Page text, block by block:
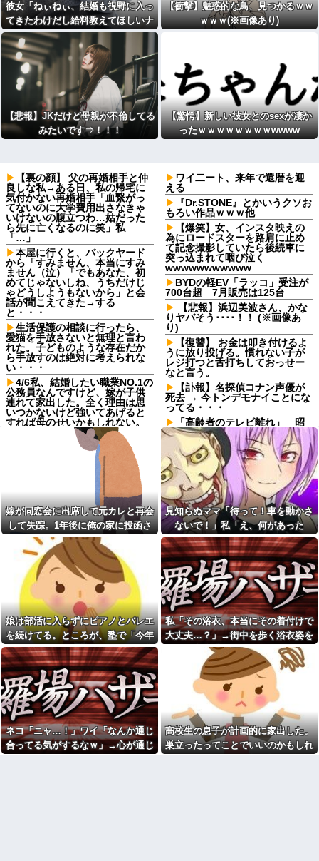
彼女「ねぃねぃ、結婚も視野に入っ
てきたわけだし給料教えてほしいナ
リ」ワイ「16万だよ」⇒結果！
【衝撃】魅惑的な鳥、見つかるｗｗ
ｗｗｗ(※画像あり)
【悲報】JKだけど母親が不倫してる
みたいです⇒！！！
【驚愕】新しい彼女とのsexが凄か
ったｗｗｗｗｗｗｗｗwwww
【裏の顔】 父の再婚相手と仲
良しな私→ある日、私の帰宅に
気付かない再婚相手「血繋がっ
てないのに大学費用出さなきゃ
いけないの腹立つわ…姑だった
ら先に亡くなるのに笑」私
「…」
本屋に行くと、バックヤード
から「すみません、本当にすみ
ません（泣）「でもあなた、初
めてじゃないしね、うちだけじ
ゃどうしようもないから」と会
話が聞こえてきた→する
と・・・
生活保護の相談に行ったら、
愛猫を手放さないと無理と言わ
れた。子どものような存在だか
ら手放すのは絶対に考えられな
い・・・
4/6私、結婚したい職業NO.1の
公務員なんですけど、嫁が子供
連れて家出した。全く理由は思
いつかないけど強いてあげると
すれば母のせいかもしれない。
嫁のせいでアトピー悪化しそう
WWWWWWWWWWWWWWWW
【悲報】 婚約指輪が「たった
の0.3ct」で毎日泣いてる私がヤ
バすぎる理由がコレｗｗｗｗｗ
タイミング悪かった。猫を拾
ったのが年末でそのまま年を越
すことになった
今日から業務報告書の「庶
務」っていう大項目が急に廃止
されたんだけど意味不明すぎる
床屋さんごっこと言って母親
の髪を切った友達が笑顔で「は
い、次〇〇の番！」とハサミを
差し出してきた。
浮気相手との性行為時間→3時
間、嫁との性行為時間→15分
wwwwwwwww
引越して一週間経った頃、隣
の奥さんから「掃除機の音がう
るさい」と苦情があった。静か
に暮らしていたはずなのに、原
因を探るとまさかの事実が…
赤信号で追突してきた加害女
性、降りてこず謝罪ポーズ
→「わざとじゃないのに保険使
ワイ二ート、来年で還暦を迎
える
『Dr.STONE』とかいうクソお
もろい作品ｗｗｗ他
【爆笑】女、インスタ映えの
為にロードスターを路肩に止め
て記念撮影していたら後続車に
突っ込まれて咽び泣く
wwwwwwwwwww
BYDの軽EV「ラッコ」受注が
700台超 7月販売は125台
【悲報】浜辺美波さん、かな
りヤバそう････！！ (※画像あ
り)
【復讐】 お金は叩き付けるよ
うに放り投げる。慣れない子が
レジ打つと舌打ちしておっせー
なと言う。
【訃報】名探偵コナン声優が
死去 → 今トンデモナイことにな
ってる・・・
「高齢者のテレビ離れ」 昭
和の昔はさ 誰もが巨人ファンだ
ったでしょ
「子供を作らなきゃよかっ
た」思い通りの人生設計になら
ず妻へ暴言を吐く友人。離婚を
突きつけられ鬱になった友人に
かけた『最後の一言』←後味が
悪すぎて心が痛む
20年くらい前だけど当時お付
き合いがあった仲間が神社に赤
いものを身につけちゃいけない
と言ってた
【トー横キッズ】家庭環境や
毒親とのトラブルに悩む若者
「大人に相談しても具体的に何
もしてくれない」EXIT兼近「搾
取しようとする大人をどう除外
するか」
スープカレー流行期にジャガ
イモ煮崩れでドロドロの「大惨
事カレー」を錬成してしまった
私、怒る母「こんなのスープカ
レーじゃない！」→私「作り直
す？」→母「捨てるの禁止！」
という逃げ場ゼロで理不尽すぎ
俺｢そろそろ子供がほしい｣嫁
｢弟君の面倒が見れなくなるから
今は無理。まだ見ぬ我が子より
弟君の方が大事｣俺｢あんなクソ
ガキ可愛くない｣嫁｢やっぱりね｣
嫁が同窓会に出席して元カレと再会
して失踪。1年後に俺の家に投函さ
れたものがこれ...
見知らぬママ「待って！車を動かさ
ないで！」私「え、何があった
の！？」→慌てて降りると園長先生
が激怒していて…
娘は部活に入らずにピアノとバレエ
を続けてる。ところが、塾で「今年
の合唱コン伴奏は諦めなさい」と言
われたらしく...
私「その浴衣、本当にその着付けで
大丈夫…？」→街中を歩く浴衣姿を
見て、違和感ばかりが気になってし
まい…
ネコ「ニャ…！」ワイ「なんか通じ
合ってる気がするなｗ」→心が通じ
高校生の息子が計画的に家出した。
巣立ったってことでいいのかもしれ